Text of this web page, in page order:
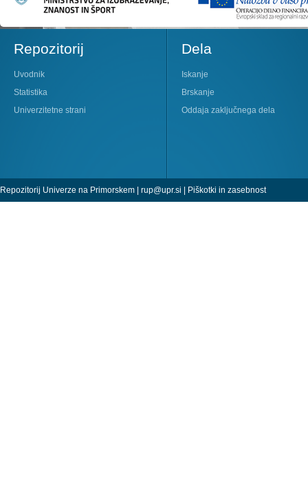
Repozitorij
Uvodnik
Statistika
Univerzitetne strani
Dela
Iskanje
Brskanje
Oddaja zaključnega dela
Repozitorij Univerze na Primorskem | rup@upr.si | Piškotki in zasebnost